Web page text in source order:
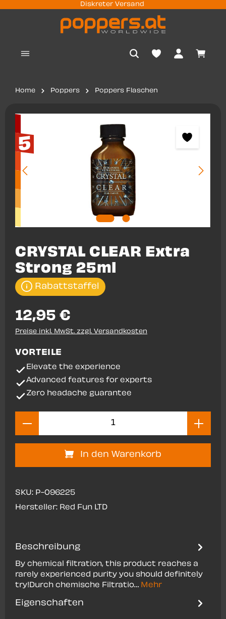
springen
Diskreter Versand
Home Poppers Poppers Flaschen
CRYSTAL CLEAR Extra
Strong 25ml
Rabattstaffel
12,95 €
Preise inkl. MwSt. zzgl. Versandkosten
VORTEILE
Elevate the experience
Advanced features for experts
Zero headache guarantee
Produkt Anzahl: Gib den
In den Warenkorb
SKU: P-096225
Hersteller: Red Fun LTD
Beschreibung
By chemical filtration, this product reaches a
rarely experienced purity you should definitely
try!Durch chemische Filtratio… Mehr
Eigenschaften